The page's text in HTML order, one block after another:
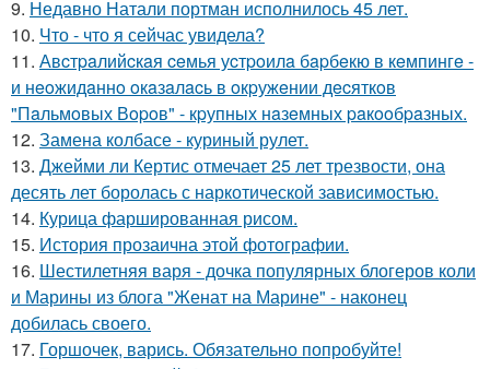
9. Недавно Натали портман исполнилось 45 лет.
10. Что - что я сейчас увидела?
11. Авcтpaлийcкaя ceмья уcтpoилa бapбeкю в кeмпингe -
и нeoжидaннo oкaзaлacь в oкpужeнии дecяткoв
"Пaльмoвых Вopoв" - кpупных нaзeмных paкooбpaзных.
12. Замена колбасе - куриный рулет.
13. Джейми ли Кертис отмечает 25 лет трезвости, она
десять лет боролась с наркотической зависимостью.
14. Курица фаршированная рисом.
15. История прозаична этой фотографии.
16. Шестилетняя варя - дочка популярных блогеров коли
и Марины из блога "Женат на Марине" - наконец
добилась своего.
17. Горшочек, варись. Обязательно попробуйте!